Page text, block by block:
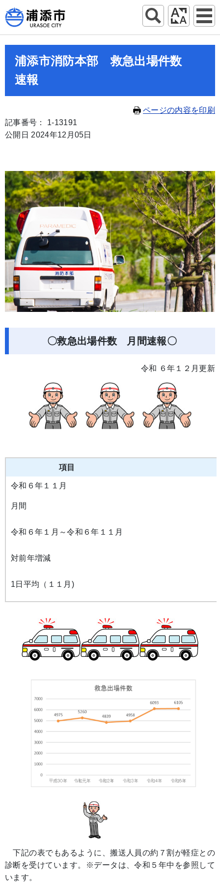
浦添市消防本部 救急出場件数
速報
ページの内容を印刷
記事番号： 1-13191
公開日 2024年12月05日
〇救急出場件数 月間速報〇
令和 ６年１２月更新
項目
令和６年１１月
月間
令和６年１月～令和６年１１月
対前年増減
1日平均（１１月)
下記の表でもあるように、搬送人員の約７割が軽症との
診断を受けています。※データは、令和５年中を参照して
います。